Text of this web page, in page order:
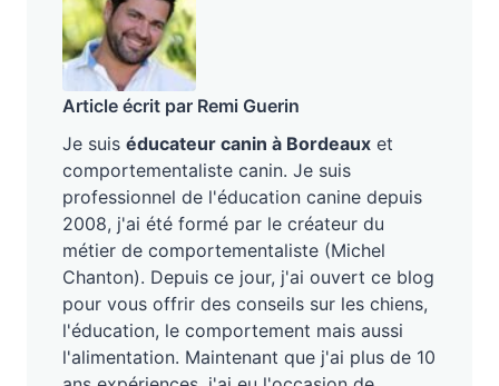
Article écrit par Remi Guerin
Je suis éducateur canin à Bordeaux et
comportementaliste canin. Je suis
professionnel de l'éducation canine depuis
2008, j'ai été formé par le créateur du
métier de comportementaliste (Michel
Chanton). Depuis ce jour, j'ai ouvert ce blog
pour vous offrir des conseils sur les chiens,
l'éducation, le comportement mais aussi
l'alimentation. Maintenant que j'ai plus de 10